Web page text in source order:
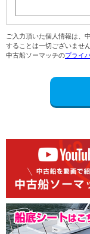
ご入力頂いた個人情報は、
することは一切ございません
中古船ソーマッチのプライ